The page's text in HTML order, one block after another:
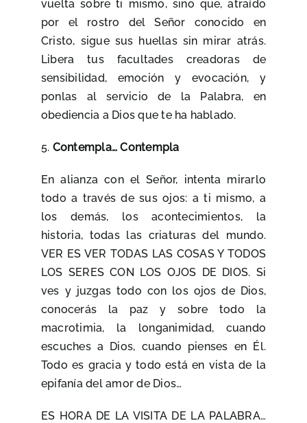
vuelta sobre ti mismo, sino que, atraído
por el rostro del Señor conocido en
Cristo, sigue sus huellas sin mirar atrás.
Libera tus facultades creadoras de
sensibilidad, emoción y evocación, y
ponlas al servicio de la Palabra, en
obediencia a Dios que te ha hablado.
5. Contempla… Contempla
En alianza con el Señor, intenta mirarlo
todo a través de sus ojos: a ti mismo, a
los demás, los acontecimientos, la
historia, todas las criaturas del mundo.
VER ES VER TODAS LAS COSAS Y TODOS
LOS SERES CON LOS OJOS DE DIOS. Si
ves y juzgas todo con los ojos de Dios,
conocerás la paz y sobre todo la
macrotimia, la longanimidad, cuando
escuches a Dios, cuando pienses en Él.
Todo es gracia y todo está en vista de la
epifanía del amor de Dios…
ES HORA DE LA VISITA DE LA PALABRA…